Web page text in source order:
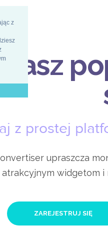
z
z prostej
upraszcza
atrakcyjnym widgetom i
ZAREJESTRUJ SIĘ